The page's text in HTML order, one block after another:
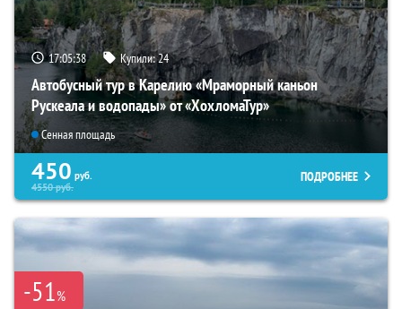
17:05:36 Купили:24
Автобусный тур в Карелию «Мраморный каньон
Рускеала и водопады» от «ХохломаТур»
Сенная площадь
450 руб.
4550руб.
ПОДРОБНЕЕ
-51%